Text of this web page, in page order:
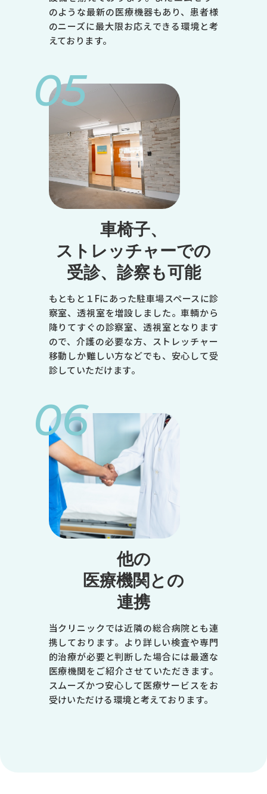
トップページ
当院について
エムセラについて
マイシグナルについて
男性不妊・精液検査
よくある質問
オンライン診療のご案内
●
●
●
●
-
●
-
※受付は終了時間の30分前です 休診日／日曜日、祝日
月
水
木
金
9:00～12:30
●
-
※1
●
-
-
-
●
-
のような最新の医療機器もあり、患者様
のニーズに最大限お応えできる環境と考
えております。
05
車椅子、
ストレッチャーでの
受診、診察も可能
もともと１Fにあった駐車場スペースに診
察室、透視室を増設しました。車輌から
降りてすぐの診察室、透視室となります
ので、介護の必要な方、ストレッチャー
移動しか難しい方などでも、安心して受
診していただけます。
06
他の
医療機関との
連携
当クリニックでは近隣の総合病院とも連
携しております。より詳しい検査や専門
的治療が必要と判断した場合には最適な
医療機関をご紹介させていただきます。
スムーズかつ安心して医療サービスをお
受けいただける環境と考えております。